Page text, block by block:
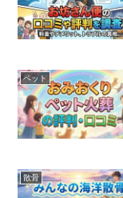
ペット
散骨